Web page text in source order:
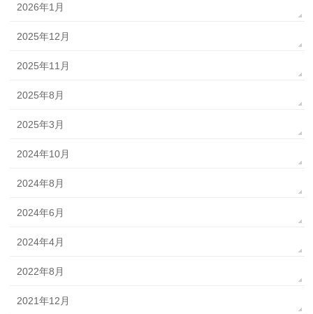
2026年1月
2025年12月
2025年11月
2025年8月
2025年3月
2024年10月
2024年8月
2024年6月
2024年4月
2022年8月
2021年12月